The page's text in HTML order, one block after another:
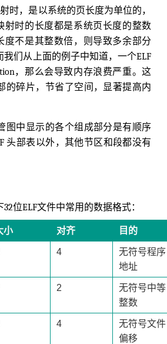
时，是以系统的页长度为单位的，
射时的长度都是系统页长度的整数
度不是其整数倍，则导致多余部分
们从上面的例子中知道，一个ELF
，那么会导致内存浪费严重。这
的碎片，节省了空间，显著提高内
图中显示的各个组成部分是有顺序
头部表以外，其他节区和段都没有
位ELF文件中常用的数据格式：
小 对齐 目的
4
无符号程序
地址
2
无符号中等
整数
4
无符号文件
偏移